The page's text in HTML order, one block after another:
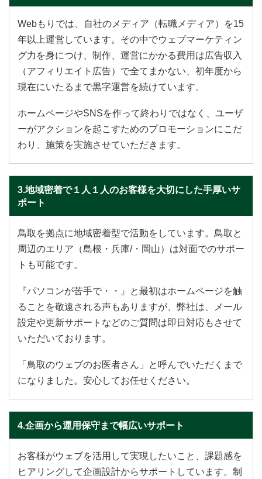
Webもりでは、自社のメディア（転職メディア）を15
年以上運営しています。その中でウェブマーケティン
グ力を身につけ、制作、運営にかかる費用は広告収入
（アフィリエイト広告）で全てまかない、初年度から
現在にいたるまで黒字運営を続けています。
ホームページやSNSを作って終わりではなく、ユーザ
ーがアクションを起こすためのプロモーションにこだ
わり、施策を実施させていただきます。
3.地域密着で１人１人のお客様を大切にした手厚いサ
ポート
鳥取を拠点に地域密着型で活動をしています。鳥取と
周辺のエリア（島根・兵庫/・岡山）は対面でのサポー
トも可能です。
『パソコンが苦手で・・』と最初はホームページを触
ることを敬遠される声もありますが、弊社は、メール
設定や更新サポートなどのご質問は即日対応もさせて
いただいております。
「鳥取のウェブのお医者さん」と呼んでいただくまで
になりました。安心してお任せください。
4.企画から運用保守まで幅広いサポート
お客様がウェブを活用して実現したいこと、課題感を
ヒアリングして企画設計からサポートしています。制